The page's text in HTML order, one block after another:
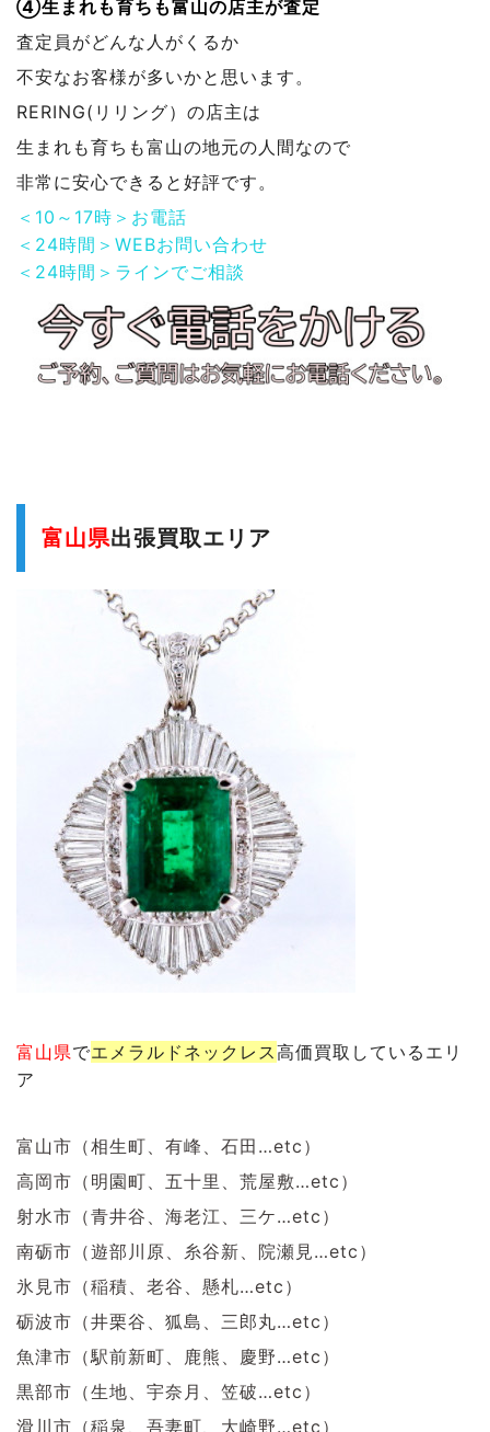
④生まれも育ちも富山の店主が査定
査定員がどんな人がくるか
不安なお客様が多いかと思います。
RERING(リリング）の店主は
生まれも育ちも富山の地元の人間なので
非常に安心できると好評です。
＜10～17時＞お電話
＜24時間＞WEBお問い合わせ
＜24時間＞ラインでご相談
富山県出張買取エリア
富山県でエメラルド ネックレス高価買取しているエリ
ア
富山市（相生町、有峰、石田…etc）
高岡市（明園町、五十里、荒屋敷…etc）
射水市（青井谷、海老江、三ケ…etc）
南砺市（遊部川原、糸谷新、院瀬見…etc）
氷見市（稲積、老谷、懸札…etc）
砺波市（井栗谷、狐島、三郎丸…etc）
魚津市（駅前新町、鹿熊、慶野…etc）
黒部市（生地、宇奈月、笠破…etc）
滑川市（稲泉、吾妻町、大崎野…etc）